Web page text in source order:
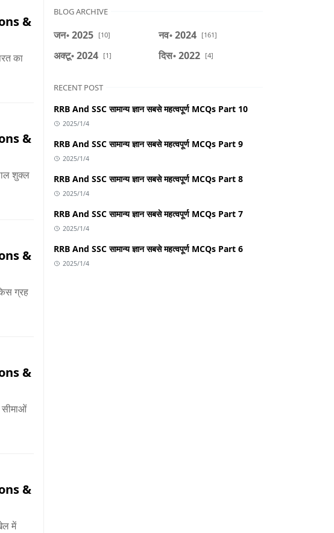
&
का
&
शुक्ल
&
ग्रह
&
&
में
BLOG ARCHIVE
जन॰ 2025 [10] नव॰ 2024 [161]
अक्टू॰ 2024 [1] दिस॰ 2022 [4]
RECENT POST
RRB And SSC सामान्य ज्ञान सबसे महत्वपूर्ण MCQs Part 10
2025/1/4
RRB And SSC सामान्य ज्ञान सबसे महत्वपूर्ण MCQs Part 9
2025/1/4
RRB And SSC सामान्य ज्ञान सबसे महत्वपूर्ण MCQs Part 8
2025/1/4
RRB And SSC सामान्य ज्ञान सबसे महत्वपूर्ण MCQs Part 7
2025/1/4
RRB And SSC सामान्य ज्ञान सबसे महत्वपूर्ण MCQs Part 6
2025/1/4